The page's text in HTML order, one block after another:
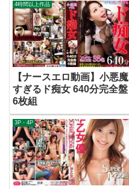
4時間以上作品
【ナースエロ動画】小悪魔
すぎるド痴女 640分完全盤
6枚組
3P・4P